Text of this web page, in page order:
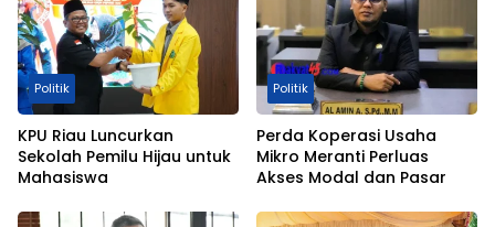
Politik
KPU Riau Luncurkan
Sekolah Pemilu Hijau untuk
Mahasiswa
Politik
Perda Koperasi Usaha
Mikro Meranti Perluas
Akses Modal dan Pasar